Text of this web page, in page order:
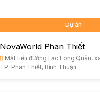
Dự án
NovaWorld Phan Thiết
Mặt tiền đường Lạc Long Quân,
TP. Phan Thiết, Bình Thuận